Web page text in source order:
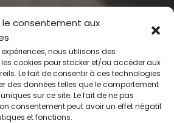
le consentement aux
nous utilisons des
cookies pour stocker et/ou accéder aux
Le fait de consentir à ces technologies
des données telles que le comportement
sur ce site. Le fait de ne pas
consentement peut avoir un effet négatif
et fonctions.